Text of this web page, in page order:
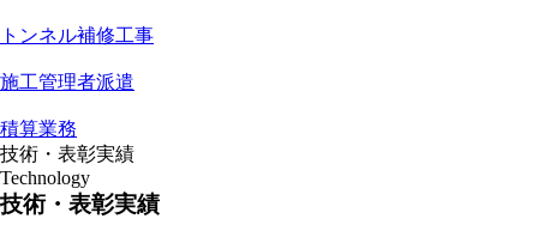
トンネル補修工事
施工管理者派遣
積算業務
技術・表彰実績
Technology
技術・表彰実績